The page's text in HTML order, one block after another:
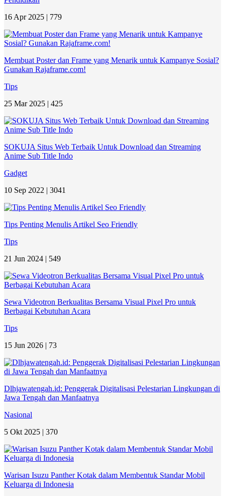
16 Apr 2025 | 779
Membuat Poster dan Frame yang Menarik untuk Kampanye Sosial?
Gunakan Rajaframe.com!
Tips
25 Mar 2025 | 425
SOKUJA Situs Web Terbaik Untuk Download dan Streaming
Anime Sub Title Indo
Gadget
10 Sep 2022 | 3041
Tips Penting Menulis Artikel Seo Friendly
Tips
21 Jun 2024 | 549
Sewa Videotron Berkualitas Bersama Visual Pixel Pro untuk
Berbagai Kebutuhan Acara
Tips
15 Jun 2026 | 73
Dlhjawatengah.id: Penggerak Digitalisasi Pelestarian Lingkungan di
Jawa Tengah dan Manfaatnya
Nasional
5 Okt 2025 | 370
Warisan Isuzu Panther Kotak dalam Membentuk Standar Mobil
Keluarga di Indonesia